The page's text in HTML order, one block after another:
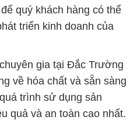
quý khách hàng có thể
triển kinh doanh của
gia tại Đắc Trường
về hóa chất và sẵn sàng
trình sử dụng sản
quả và an toàn cao nhất.